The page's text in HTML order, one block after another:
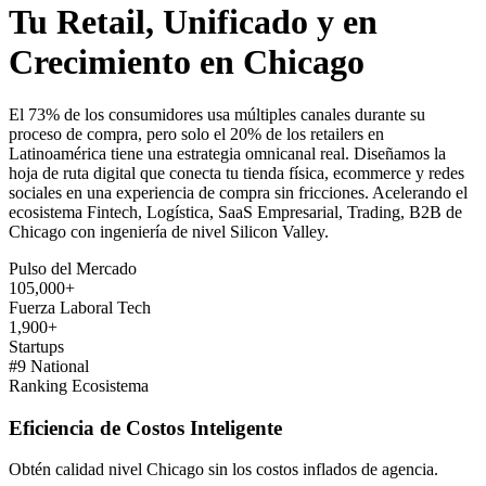
Tu Retail, Unificado y en
Crecimiento en Chicago
El 73% de los consumidores usa múltiples canales durante su
proceso de compra, pero solo el 20% de los retailers en
Latinoamérica tiene una estrategia omnicanal real. Diseñamos la
hoja de ruta digital que conecta tu tienda física, ecommerce y redes
sociales en una experiencia de compra sin fricciones. Acelerando el
ecosistema Fintech, Logística, SaaS Empresarial, Trading, B2B de
Chicago con ingeniería de nivel Silicon Valley.
Pulso del Mercado
105,000+
Fuerza Laboral Tech
1,900+
Startups
#9 National
Ranking Ecosistema
Eficiencia de Costos Inteligente
Obtén calidad nivel Chicago sin los costos inflados de agencia.